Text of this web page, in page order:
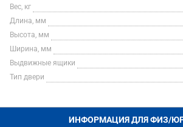
Вес, кг
Длина, мм
Высота, мм
Ширина, мм
Выдвижные ящики
Тип двери
ИНФОРМАЦИЯ ДЛЯ ФИЗ/